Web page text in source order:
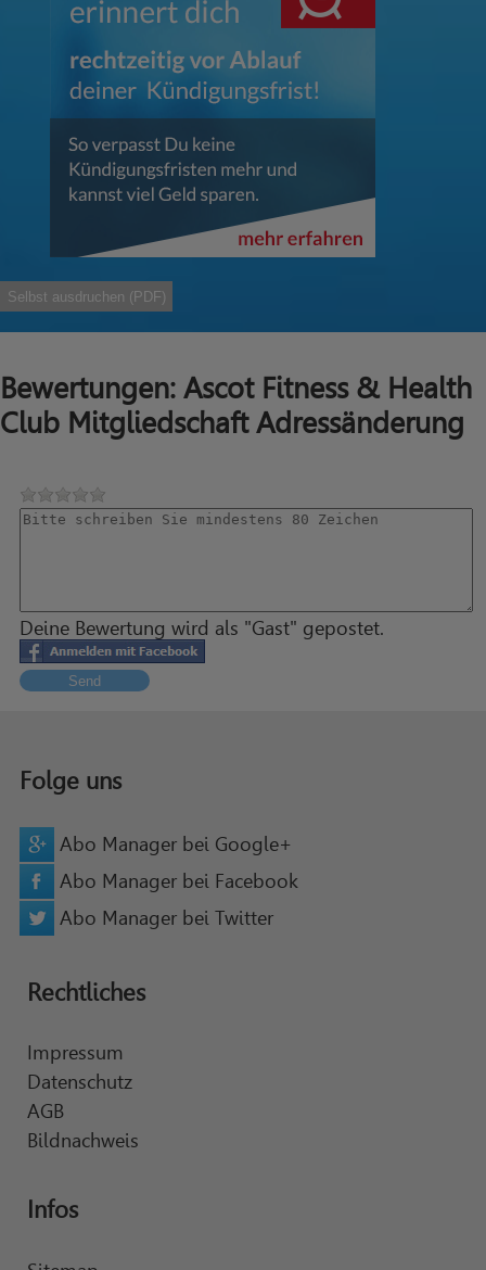
Selbst ausdruchen (PDF)
Bewertungen: Ascot Fitness & Health
Club Mitgliedschaft Adressänderung
Deine Bewertung wird als "Gast" gepostet.
Send
Folge uns
Abo Manager bei Google+
Abo Manager bei Facebook
Abo Manager bei Twitter
Rechtliches
Impressum
Datenschutz
AGB
Bildnachweis
Infos